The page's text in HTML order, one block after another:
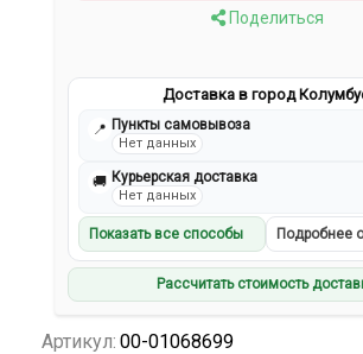
Поделиться
Доставка в город
📍 Пункты самовывоза
Нет данных
🚚 Курьерская доставка
Нет данных
Показать все способы Подробнее
Рассчитать стоимость
Артикул: 00-01068699